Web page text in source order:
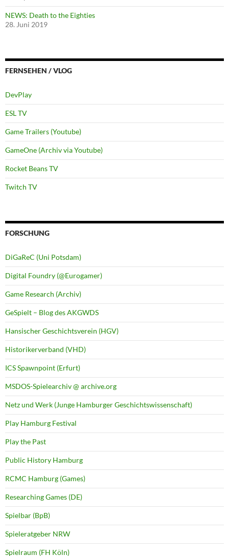
NEWS: Death to the Eighties
28. Juni 2019
FERNSEHEN / VLOG
DevPlay
ESL TV
Game Trailers (Youtube)
GameOne (Archiv via Youtube)
Rocket Beans TV
Twitch TV
FORSCHUNG
DiGaReC (Uni Potsdam)
Digital Foundry (@Eurogamer)
Game Research (Archiv)
GeSpielt – Blog des AKGWDS
Hansischer Geschichtsverein (HGV)
Historikerverband (VHD)
ICS Spawnpoint (Erfurt)
MSDOS-Spielearchiv @ archive.org
Netz und Werk (Junge Hamburger Geschichtswissenschaft)
Play Hamburg Festival
Play the Past
Public History Hamburg
RCMC Hamburg (Games)
Researching Games (DE)
Spielbar (BpB)
Spieleratgeber NRW
Spielraum (FH Köln)